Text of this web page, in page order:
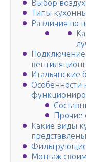
Выбор
Типы
Различия по
Подключение
Итальянские
Особенности
Прочие
Какие виды
Монтаж